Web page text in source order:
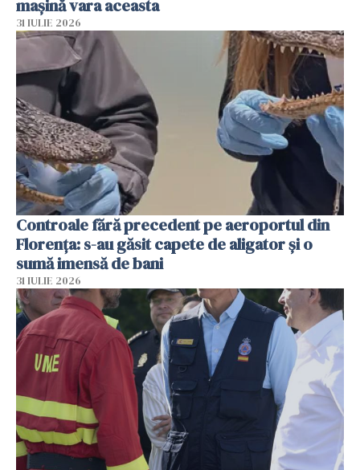
mașină vara aceasta
31 IULIE 2026
Controale fără precedent pe aeroportul din
Florența: s-au găsit capete de aligator și o
sumă imensă de bani
31 IULIE 2026